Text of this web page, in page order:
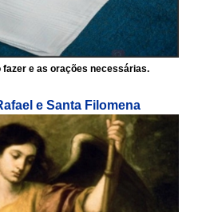
fazer e as orações necessárias.
e Santa Filomena